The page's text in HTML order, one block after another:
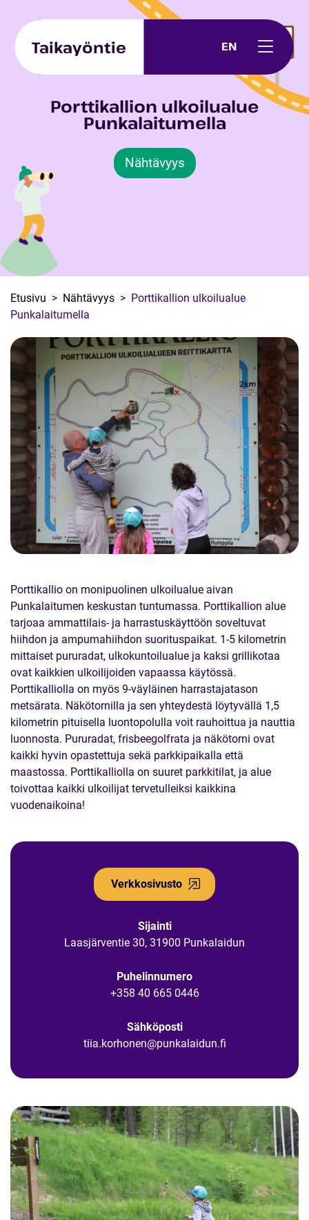
Taikayöntie EN
Porttikallion ulkoilualue
Punkalaitumella
Nähtävyys
Etusivu Nähtävyys
Porttikallion ulkoilualue
Punkalaitumella
Porttikallio on monipuolinen ulkoilualue aivan
Punkalaitumen keskustan tuntumassa. Porttikallion alue
tarjoaa ammattilais- ja harrastuskäyttöön soveltuvat
hiihdon ja ampumahiihdon suorituspaikat. 1-5 kilometrin
mittaiset pururadat, ulkokuntoilualue ja kaksi grillikotaa
ovat kaikkien ulkoilijoiden vapaassa käytössä.
Porttikalliolla on myös 9-väyläinen harrastajatason
metsärata. Näkötornilla ja sen yhteydestä löytyvällä 1,5
kilometrin pituisella luontopolulla voit rauhoittua ja nauttia
luonnosta. Pururadat, frisbeegolfrata ja näkötorni ovat
kaikki hyvin opastettuja sekä parkkipaikalla että
maastossa. Porttikalliolla on suuret parkkitilat, ja alue
toivottaa kaikki ulkoilijat tervetulleiksi kaikkina
vuodenaikoina!
Verkkosivusto
Sijainti
Laasjärventie 30, 31900 Punkalaidun
Puhelinnumero
+358 40 665 0446
Sähköposti
tiia.korhonen@punkalaidun.fi